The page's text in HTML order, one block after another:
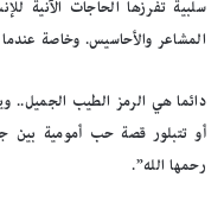
سلبية تفرزها الحاجات الآنية
المشاعر والأحاسيس. وخاصة
دائما هي الرمز الطيب الجميل..
أو تتبلور قصة حب أمومية بين
رحمها الله”.